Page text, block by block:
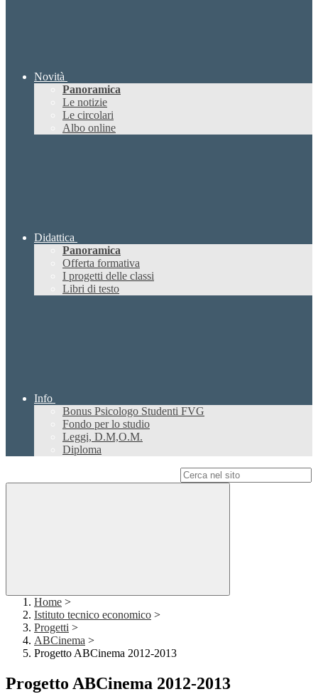
Novità
Panoramica
Le notizie
Le circolari
Albo online
Didattica
Panoramica
Offerta formativa
I progetti delle classi
Libri di testo
Info
Bonus Psicologo Studenti FVG
Fondo per lo studio
Leggi, D.M,O.M.
Diploma
Home >
Istituto tecnico economico >
Progetti >
ABCinema >
Progetto ABCinema 2012-2013
Progetto ABCinema 2012-2013